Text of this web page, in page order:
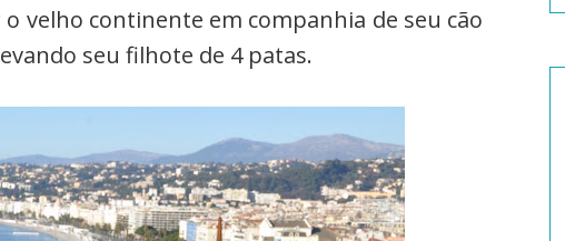
velho continente em companhia de seu cão
seu filhote de 4 patas.